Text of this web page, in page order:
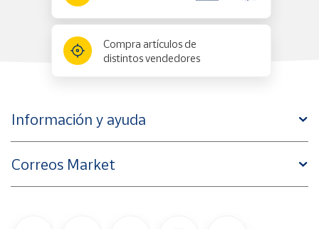
Compra artículos de
distintos vendedores
Información y ayuda
Correos Market